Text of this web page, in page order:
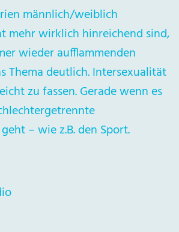
männlich/weiblich
mehr wirklich hinreichend sind,
wieder aufflammenden
Thema deutlich. Intersexualität
zu fassen. Gerade wenn es
– wie z.B. den Sport.